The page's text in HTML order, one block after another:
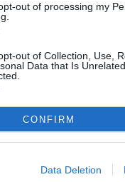
out of processing my
out of Collection, Use,
Data that Is
CONFIRM
Data Deletion